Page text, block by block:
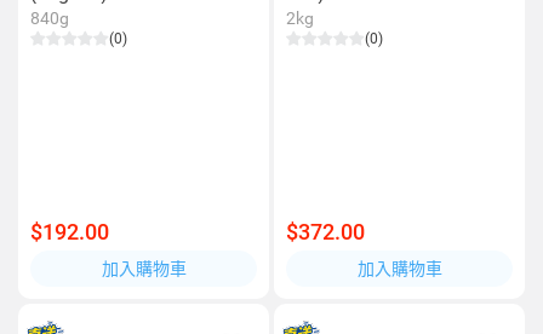
840g
(0)
$192.00
加入購物車
2kg
(0)
$372.00
加入購物車